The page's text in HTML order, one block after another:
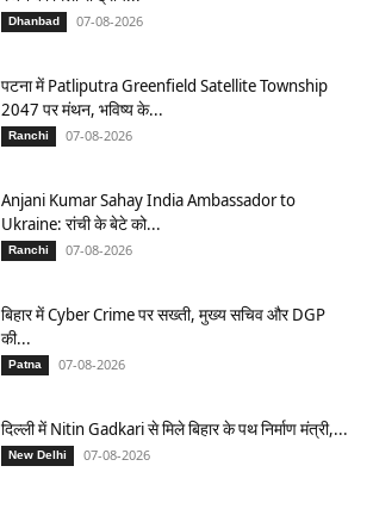
Dhanbad 07-08-2026
पटना में Patliputra Greenfield Satellite Township
2047 पर मंथन, भविष्य के...
Ranchi 07-08-2026
Anjani Kumar Sahay India Ambassador to
Ukraine: रांची के बेटे को...
Ranchi 07-08-2026
बिहार में Cyber Crime पर सख्ती, मुख्य सचिव और DGP
की...
Patna 07-08-2026
दिल्ली में Nitin Gadkari से मिले बिहार के पथ निर्माण मंत्री,...
New Delhi 07-08-2026